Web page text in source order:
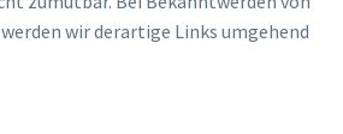
wir derartige Links umgehend